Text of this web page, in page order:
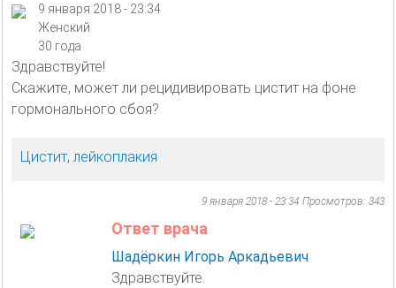
9 января 2018 - 23:34
Женский
30 года
Здравствуйте!
Скажите, может ли рецидивировать цистит на фоне
гормонального сбоя?
Цистит, лейкоплакия
9 января 2018 - 23:34 Просмотров: 343
Ответ врача
Шадёркин Игорь Аркадьевич
Здравствуйте.